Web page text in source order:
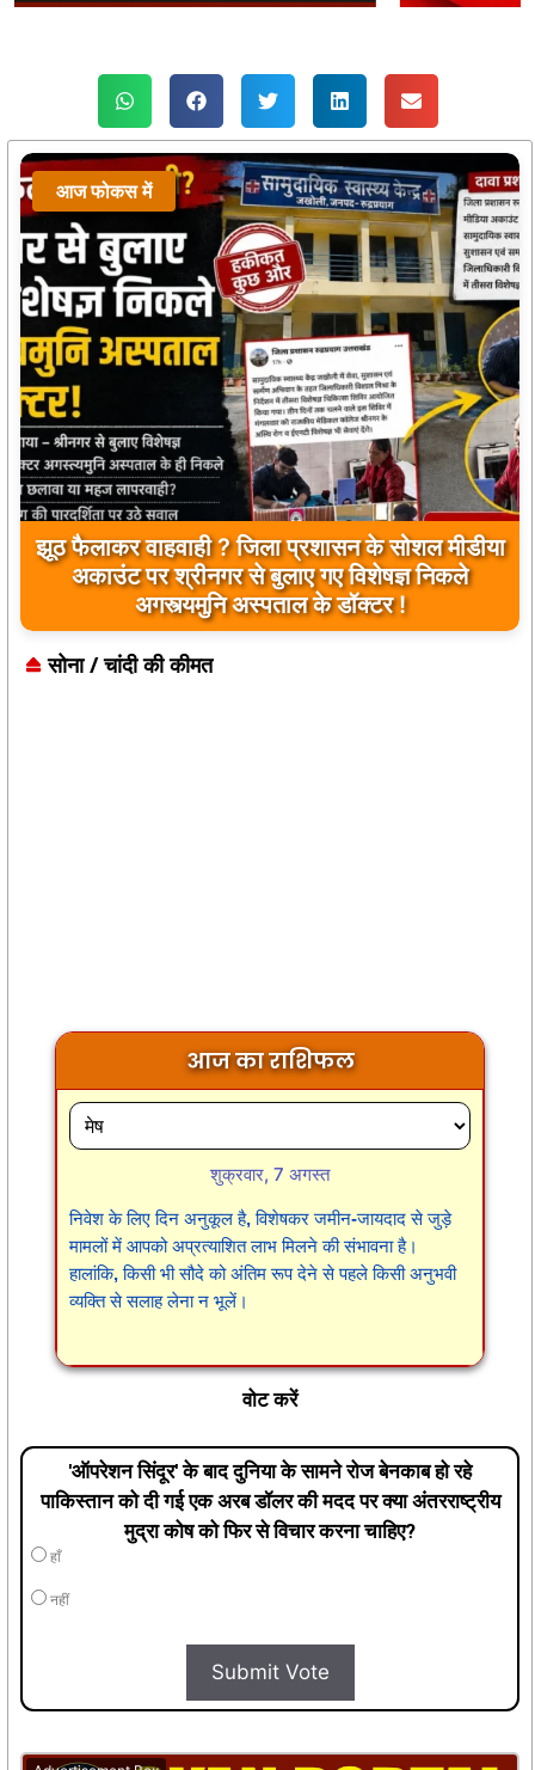
आज फोकस में
झूठ फैलाकर वाहवाही ? जिला प्रशासन के सोशल मीडीया
अकाउंट पर श्रीनगर से बुलाए गए विशेषज्ञ निकले
अगस्त्यमुनि अस्पताल के डॉक्टर !
सोना / चांदी की कीमत
आज का राशिफल
शुक्रवार, 7 अगस्त
निवेश के लिए दिन अनुकूल है, विशेषकर जमीन-जायदाद से जुड़े
मामलों में आपको अप्रत्याशित लाभ मिलने की संभावना है।
हालांकि, किसी भी सौदे को अंतिम रूप देने से पहले किसी अनुभवी
व्यक्ति से सलाह लेना न भूलें।
वोट करें
'ऑपरेशन सिंदूर' के बाद दुनिया के सामने रोज बेनकाब हो रहे
पाकिस्तान को दी गई एक अरब डॉलर की मदद पर क्या अंतरराष्ट्रीय
मुद्रा कोष को फिर से विचार करना चाहिए?
हाँ
नहीं
Submit Vote